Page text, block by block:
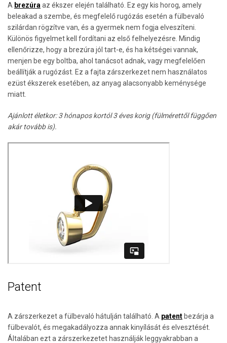
A brezúraaz ékszer elején található. Ez egy kis horog, amely
beleakad a szembe, és megfelelő rugózás esetén a fülbevaló
szilárdan rögzítve van, és a gyermek nem fogja elveszíteni.
Különös figyelmet kell fordítani az első felhelyezésre. Mindig
ellenőrizze, hogy a brezúra jól tart-e, és ha kétségei vannak,
menjen be egy boltba, ahol tanácsot adnak, vagy megfelelően
beállítják a rugózást. Ez a fajta zárszerkezet nem használatos
ezüst ékszerek esetében, az anyag alacsonyabb keménysége
miatt.
Ajánlott életkor: 3 hónapos kortól 3 éves korig (fülmérettől függően
akár tovább is).
Patent
A zárszerkezet a fülbevaló hátulján található. A patent bezárja a
fülbevalót, és megakadályozza annak kinyílását és elvesztését.
Általában ezt a zárszerkezetet használják leggyakrabban a